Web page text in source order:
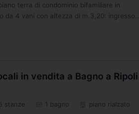
terra di condominio bifamiliare in
da 4 vani con altezza di m.3,20:
in vendita a Bagno a
5 stanze 1 bagno piano rialzato